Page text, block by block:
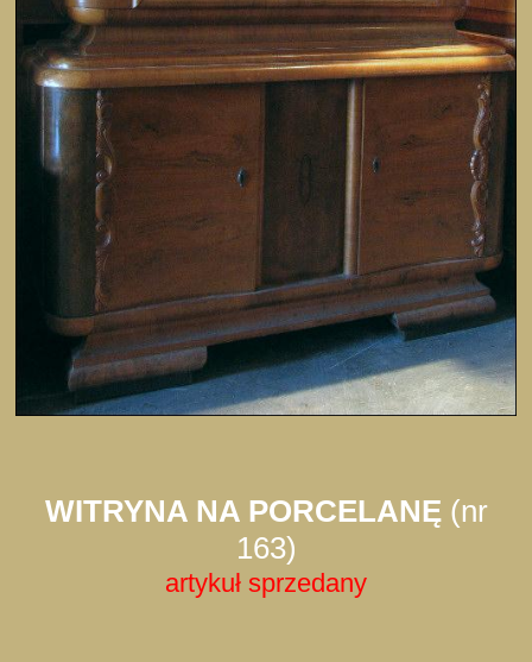
WITRYNA NA PORCELANĘ (nr
163)
artykuł sprzedany